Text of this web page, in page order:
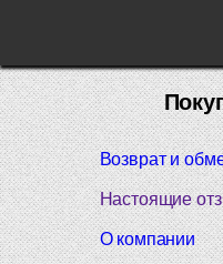
Возврат и
Настоящие
О компании